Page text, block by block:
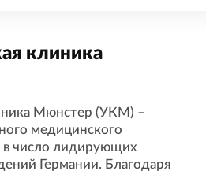
клиника
Мюнстер (УКМ) –
медицинского
в число лидирующих
Германии. Благодаря